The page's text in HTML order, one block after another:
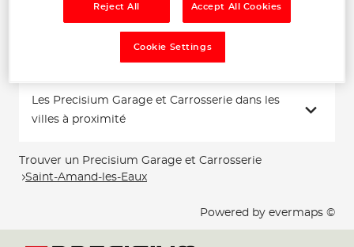
Voir plus
Les Precisium Garage et Carrosserie dans les
villes à proximité
Trouver un Precisium Garage et Carrosserie
Saint-Amand-les-Eaux
Powered by evermaps ©
Reject All Accept All Cookies
Cookie Settings